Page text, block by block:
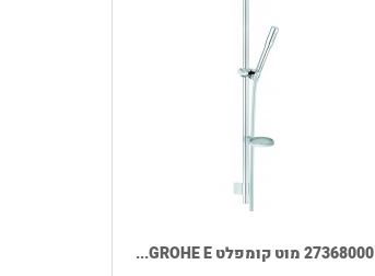
27368000 מוט קומפלט GROHE E...